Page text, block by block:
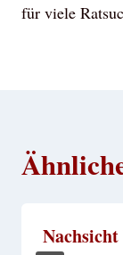
für viele